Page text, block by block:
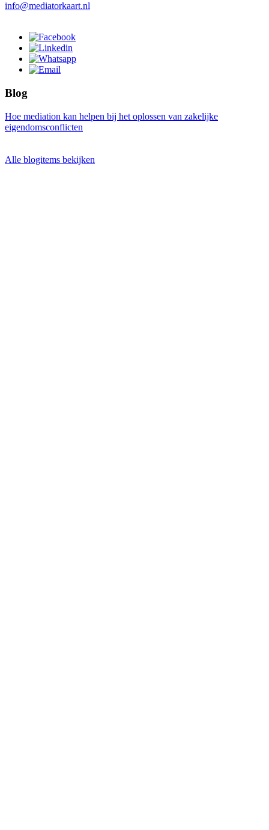
info@mediatorkaart.nl
Blog
Hoe mediation kan helpen bij het oplossen van zakelijke
eigendomsconflicten
Alle blogitems bekijken